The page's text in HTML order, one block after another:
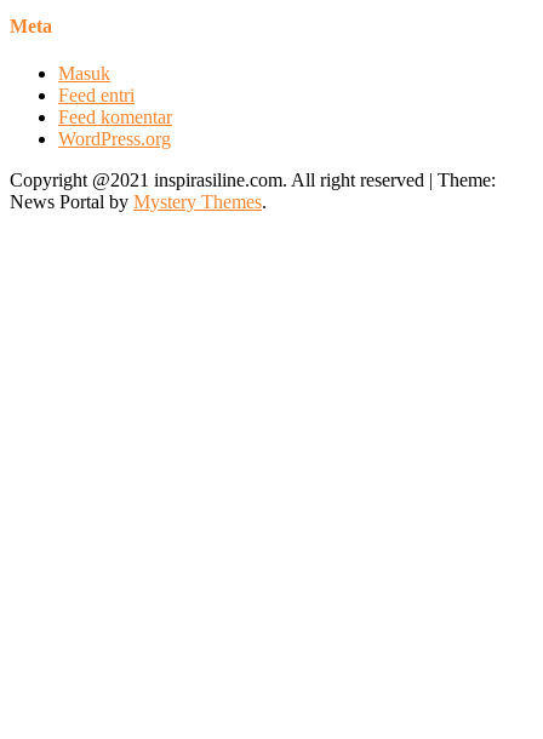
Meta
Masuk
Feed entri
Feed komentar
WordPress.org
Copyright @2021 inspirasiline.com. All right reserved | Theme:
News Portal by Mystery Themes.